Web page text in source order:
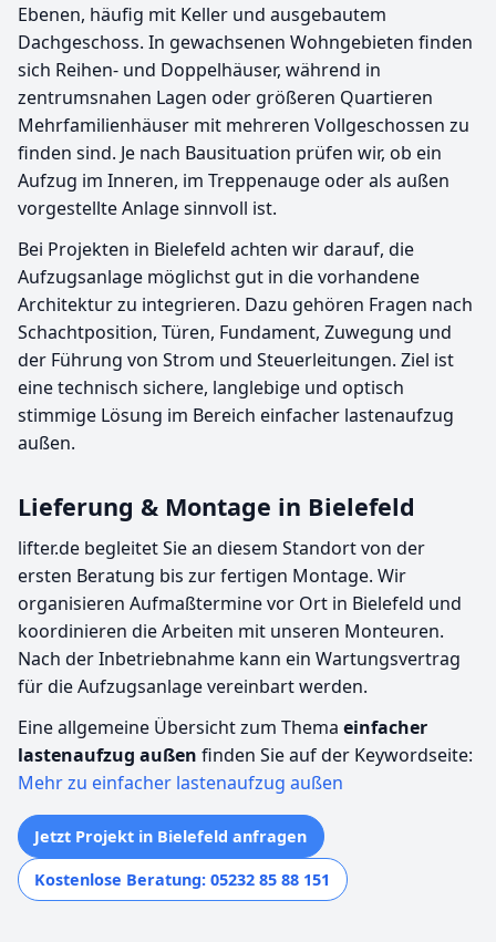
Ebenen, häufig mit Keller und ausgebautem
Dachgeschoss. In gewachsenen Wohngebieten finden
sich Reihen- und Doppelhäuser, während in
zentrumsnahen Lagen oder größeren Quartieren
Mehrfamilienhäuser mit mehreren Vollgeschossen zu
finden sind. Je nach Bausituation prüfen wir, ob ein
Aufzug im Inneren, im Treppenauge oder als außen
vorgestellte Anlage sinnvoll ist.
Bei Projekten in Bielefeld achten wir darauf, die
Aufzugsanlage möglichst gut in die vorhandene
Architektur zu integrieren. Dazu gehören Fragen nach
Schachtposition, Türen, Fundament, Zuwegung und
der Führung von Strom und Steuerleitungen. Ziel ist
eine technisch sichere, langlebige und optisch
stimmige Lösung im Bereich einfacher lastenaufzug
außen.
Lieferung & Montage in Bielefeld
lifter.de begleitet Sie an diesem Standort von der
ersten Beratung bis zur fertigen Montage. Wir
organisieren Aufmaßtermine vor Ort in Bielefeld und
koordinieren die Arbeiten mit unseren Monteuren.
Nach der Inbetriebnahme kann ein Wartungsvertrag
für die Aufzugsanlage vereinbart werden.
Eine allgemeine Übersicht zum Thema einfacher
lastenaufzug außen finden Sie auf der Keywordseite:
Mehr zu einfacher lastenaufzug außen
Jetzt Projekt in Bielefeld anfragen
Kostenlose Beratung: 05232 85 88 151